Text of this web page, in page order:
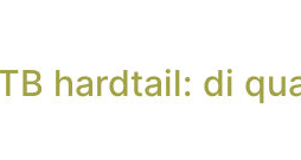
hardtail: di